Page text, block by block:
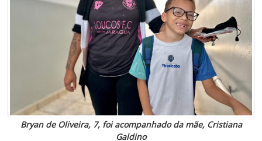
Bryan de Oliveira, 7, foi acompanhado da mãe, Cristiana
Galdino